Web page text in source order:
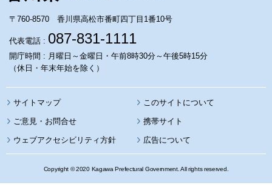
〒760-8570 香川県高松市番町四丁目1番10号
代表電話 : 087-831-1111
開庁時間 : 月曜日～金曜日・午前8時30分～午後5時15分
（休日・年末年始を除く）
サイトマップ このサイトについて
携帯サイト
ウェブアクセシビリティ方針 広告について
Copyright © 2020 Kagawa Prefectural Government. All rights reserved.